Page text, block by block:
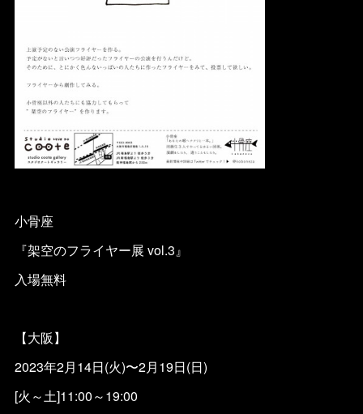
小骨座
『架空のフライヤー展 vol.3』
入場無料
【大阪】
2023年2月14日(火)〜2月19日(日)
[火～土]11:00～19:00